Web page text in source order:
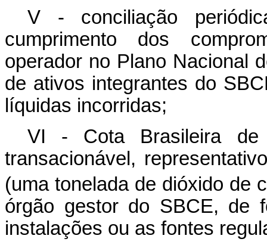
V - conciliação
cumprimento dos
operador no Plano Nacional
de ativos integrantes do
líquidas incorridas;
VI - Cota Brasileira de
transacionável,
(uma tonelada de dióxido de
órgão gestor do SBCE, de
instalações ou as fontes